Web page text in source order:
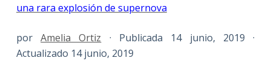
una rara explosión de supernova
porAmelia Ortiz · Publicada 14 junio, 2019 ·
Actualizado 14 junio, 2019